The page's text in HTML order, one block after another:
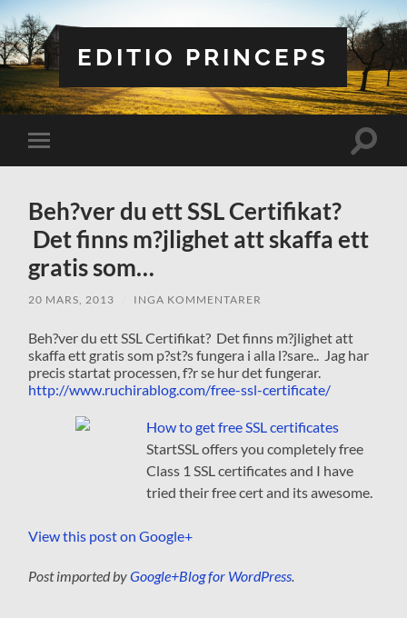
EDITIO PRINCEPS
Slå
på/av
Slå
Beh?ver du ett SSL Certifikat?
Det finns m?jlighet att skaffa ett
gratis som…
20 MARS, 2013 INGA KOMMENTARER
Beh?ver du ett SSL Certifikat? Det finns m?jlighet att
skaffa ett gratis som p?st?s fungera i alla l?sare.. Jag har
precis startat processen, f?r se hur det fungerar.
http://www.ruchirablog.com/free-ssl-certificate/
How to get free SSL certificates
StartSSL offers you completely free
Class 1 SSL certificates and I have
tried their free cert and its awesome.
View this post on Google+
Post imported byGoogle+Blog for WordPress